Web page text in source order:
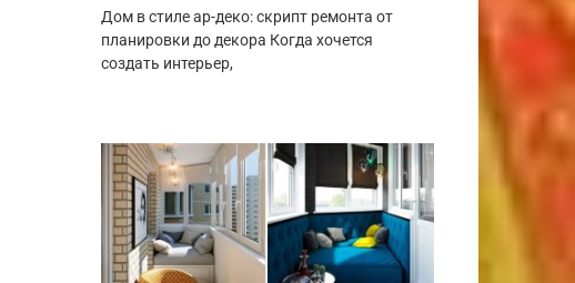
Дом в стиле ар-деко: скрипт ремонта от
планировки до декора Когда хочется
создать интерьер,